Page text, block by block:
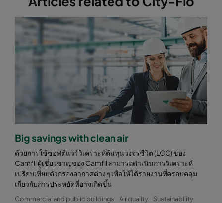
Big savings with clean air
ด้วยการใช้ซอฟต์แวร์วิเคราะห์ต้นทุนวงจรชีวิต (LCC) ของ
Camfil ผู้เชี่ยวชาญของ Camfil สามารถดำเนินการวิเคราะห์
เปรียบเทียบตัวกรองอากาศต่าง ๆ เพื่อให้ได้รายงานที่ครอบคลุม
เกี่ยวกับการประหยัดที่อาจเกิดขึ้น
Commercial and public buildings Air quality
Sustainability